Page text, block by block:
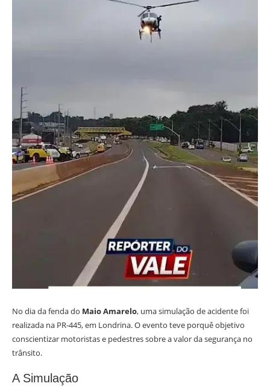
No dia da fenda do Maio Amarelo, uma simulação de acidente foi
realizada na PR-445, em Londrina. O evento teve porquê objetivo
conscientizar motoristas e pedestres sobre a valor da segurança no
trânsito.
A Simulação